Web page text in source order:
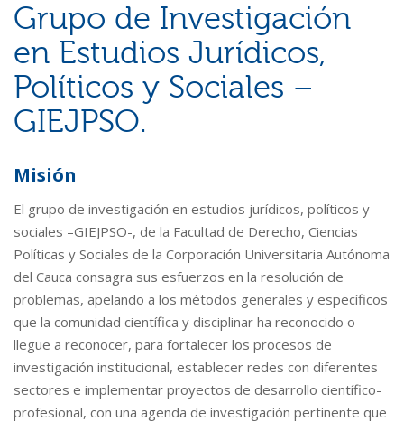
Grupo de Investigación
en Estudios Jurídicos,
Políticos y Sociales –
GIEJPSO.
Misión
El grupo de investigación en estudios jurídicos, políticos y
sociales –GIEJPSO-, de la Facultad de Derecho, Ciencias
Políticas y Sociales de la Corporación Universitaria Autónoma
del Cauca consagra sus esfuerzos en la resolución de
problemas, apelando a los métodos generales y específicos
que la comunidad científica y disciplinar ha reconocido o
llegue a reconocer, para fortalecer los procesos de
investigación institucional, establecer redes con diferentes
sectores e implementar proyectos de desarrollo científico-
profesional, con una agenda de investigación pertinente que